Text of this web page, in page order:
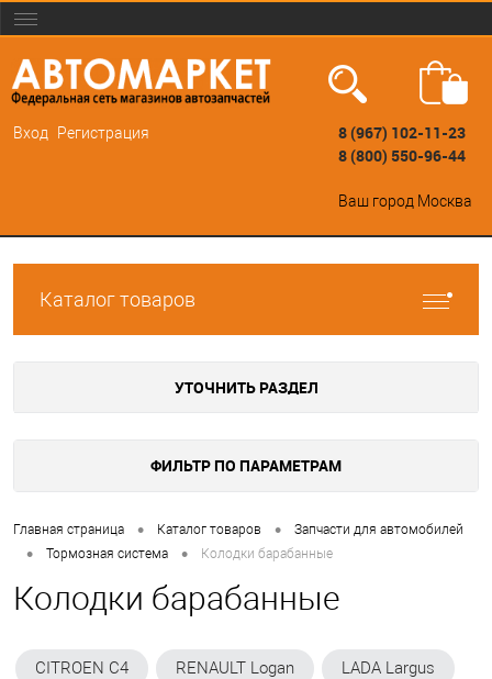
Вход Регистрация
8 (967) 102-11-23
8 (800) 550-96-44
Ваш город Москва
Каталог товаров
УТОЧНИТЬ РАЗДЕЛ
ФИЛЬТР ПО ПАРАМЕТРАМ
Главная страница • Каталог товаров • Запчасти для автомобилей
• Тормозная система • Колодки барабанные
Колодки барабанные
CITROEN C4 RENAULT Logan LADA Largus